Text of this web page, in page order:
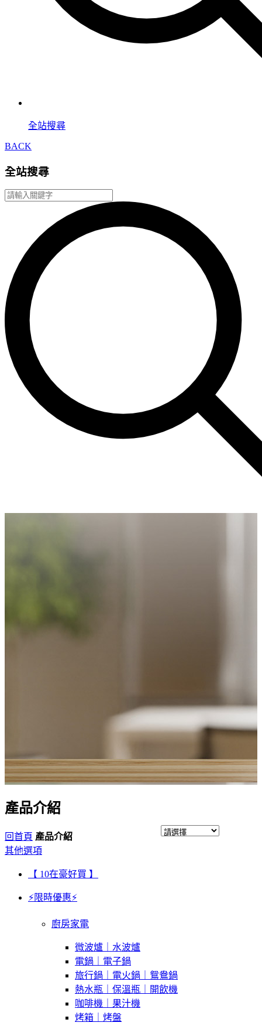
全站搜尋
BACK
全站搜尋
產品介紹
回首頁 產品介紹
其他選項
【 10在豪好買 】
⚡限時優惠⚡
廚房家電
微波爐｜水波爐
電鍋｜電子鍋
旅行鍋｜電火鍋｜鴛鴦鍋
熱水瓶｜保溫瓶｜開飲機
咖啡機｜果汁機
烤箱｜烤盤